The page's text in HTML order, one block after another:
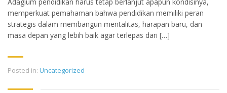
memperkuat pemahaman bahwa pendidikan memiliki peran
strategis dalam membangun mentalitas, harapan baru, dan
masa depan yang lebih baik agar terlepas dari […]
Posted in: Uncategorized